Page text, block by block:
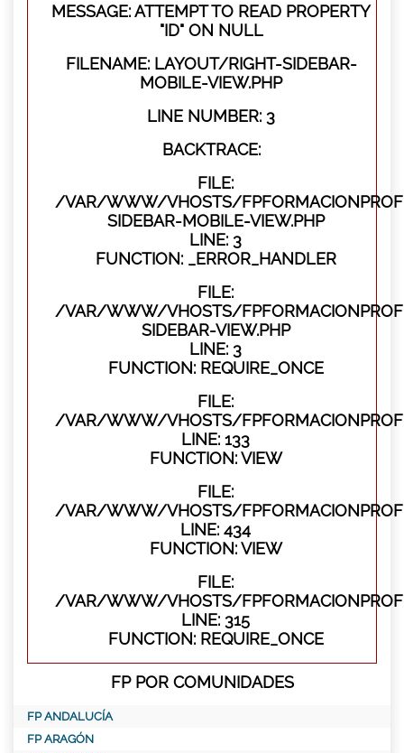
MESSAGE: ATTEMPT TO READ PROPERTY
"ID" ON NULL
FILENAME: LAYOUT/RIGHT-SIDEBAR-
MOBILE-VIEW.PHP
LINE NUMBER: 3
BACKTRACE:
FILE:
/VAR/WWW/VHOSTS/
SIDEBAR-MOBILE-VIEW.PHP
LINE: 3
FUNCTION: _ERROR_HANDLER
FILE:
/VAR/WWW/VHOSTS/
SIDEBAR-VIEW.PHP
LINE: 3
FUNCTION: REQUIRE_ONCE
FILE:
/VAR/WWW/VHOSTS/
LINE: 133
FUNCTION: VIEW
FILE:
/VAR/WWW/VHOSTS/
LINE: 434
FUNCTION: VIEW
FILE:
/VAR/WWW/VHOSTS/
LINE: 315
FUNCTION: REQUIRE_ONCE
FP POR COMUNIDADES
FP ANDALUCÍA
FP ARAGÓN